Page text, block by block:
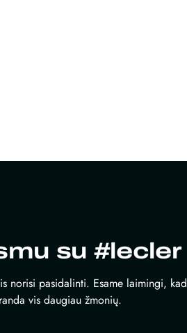
su #lecler
norisi pasidalinti. Esame laimingi, kad
vis daugiau žmonių.